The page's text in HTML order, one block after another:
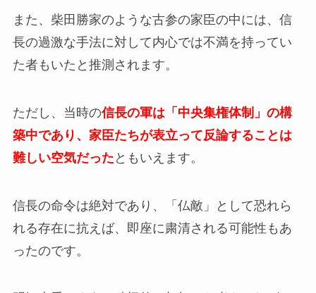
また、柴田勝家のような古参の家臣の中には、信
長の過激な手法に対して内心では不満を持ってい
た者もいたと推測されます。
ただし、当時の信長の軍は「中央集権体制」の構
築中であり、家臣たちが表立って反論することは
難しい空気だった ともいえます。
信長の命令は絶対であり、「仏敵」として恐れら
れる存在に抗えば、即座に粛清される可能性もあ
ったのです。